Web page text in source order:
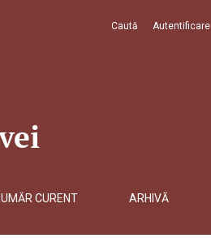
CURENT ARHIVĂ
Caută Autentificare